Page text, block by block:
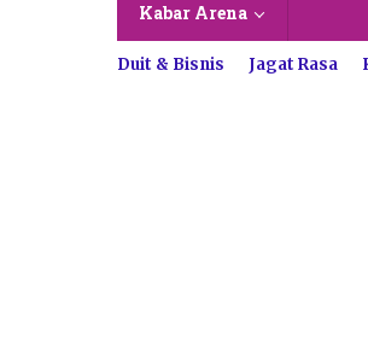
Kabar Arena
Duit & Bisnis Jagat Rasa